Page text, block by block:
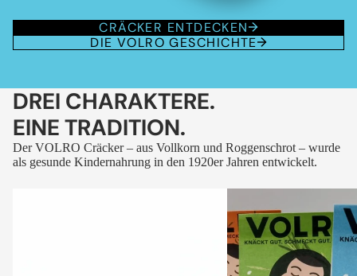
CRÄCKER ENTDECKEN
DIE VOLRO GESCHICHTE
DREI CHARAKTERE.
EINE TRADITION.
Der VOLRO Cräcker – aus Vollkorn und Roggenschrot – wurde
als gesunde Kindernahrung in den 1920er Jahren entwickelt.
-
KÜMMEL